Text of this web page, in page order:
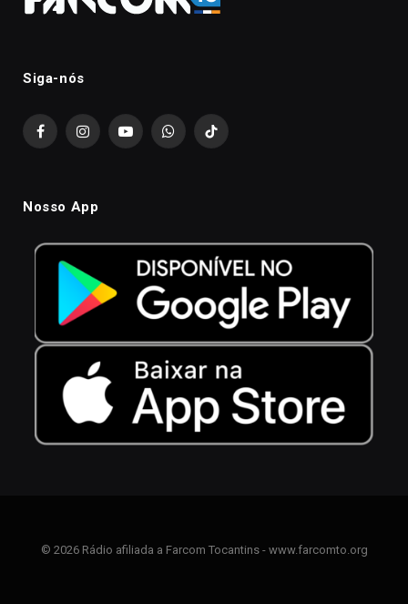
Siga-nós
FacebookInstagramYouTubeWhatsAppTikTok
Nosso App
© 2026 Rádio afiliada a Farcom Tocantins - www.farcomto.org